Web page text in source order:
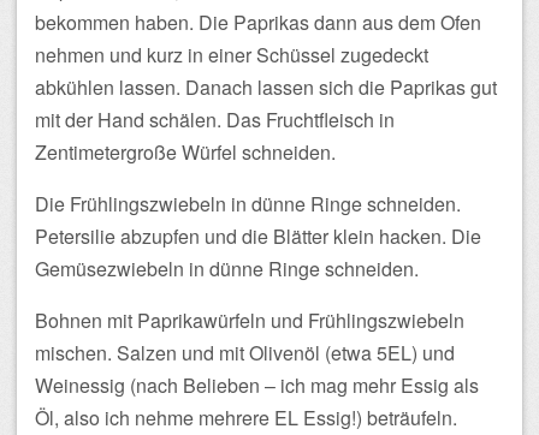
bekommen haben. Die Paprikas dann aus dem Ofen
nehmen und kurz in einer Schüssel zugedeckt
abkühlen lassen. Danach lassen sich die Paprikas gut
mit der Hand schälen. Das Fruchtfleisch in
Zentimetergroße Würfel schneiden.
Die Frühlingszwiebeln in dünne Ringe schneiden.
Petersilie abzupfen und die Blätter klein hacken. Die
Gemüsezwiebeln in dünne Ringe schneiden.
Bohnen mit Paprikawürfeln und Frühlingszwiebeln
mischen. Salzen und mit Olivenöl (etwa 5EL) und
Weinessig (nach Belieben – ich mag mehr Essig als
Öl, also ich nehme mehrere EL Essig!) beträufeln.